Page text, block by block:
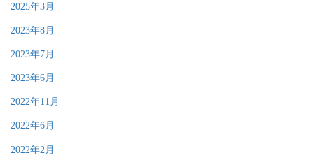
2025年3月
2023年8月
2023年7月
2023年6月
2022年11月
2022年6月
2022年2月